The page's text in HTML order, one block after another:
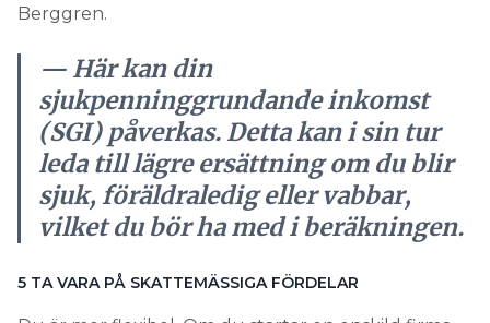
Berggren.
— Här kan din
sjukpenninggrundande inkomst
(SGI) påverkas. Detta kan i sin tur
leda till lägre ersättning om du blir
sjuk, föräldraledig eller vabbar,
vilket du bör ha med i beräkningen.
5 TA VARA PÅ SKATTEMÄSSIGA FÖRDELAR